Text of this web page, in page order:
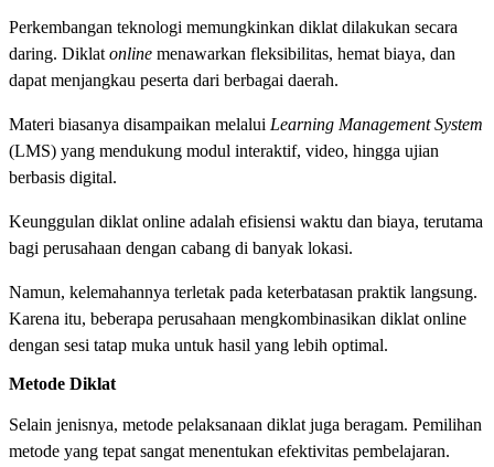
Perkembangan teknologi memungkinkan diklat dilakukan secara
daring. Diklat online menawarkan fleksibilitas, hemat biaya, dan
dapat menjangkau peserta dari berbagai daerah.
Materi biasanya disampaikan melalui Learning Management System
(LMS) yang mendukung modul interaktif, video, hingga ujian
berbasis digital.
Keunggulan diklat online adalah efisiensi waktu dan biaya, terutama
bagi perusahaan dengan cabang di banyak lokasi.
Namun, kelemahannya terletak pada keterbatasan praktik langsung.
Karena itu, beberapa perusahaan mengkombinasikan diklat online
dengan sesi tatap muka untuk hasil yang lebih optimal.
Metode Diklat
Selain jenisnya, metode pelaksanaan diklat juga beragam. Pemilihan
metode yang tepat sangat menentukan efektivitas pembelajaran.